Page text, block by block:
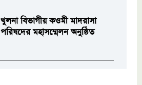
খুলনা বিভাগীয় কওমী মাদরাসা
পরিষদের মহাসম্মেলন অনুষ্ঠিত